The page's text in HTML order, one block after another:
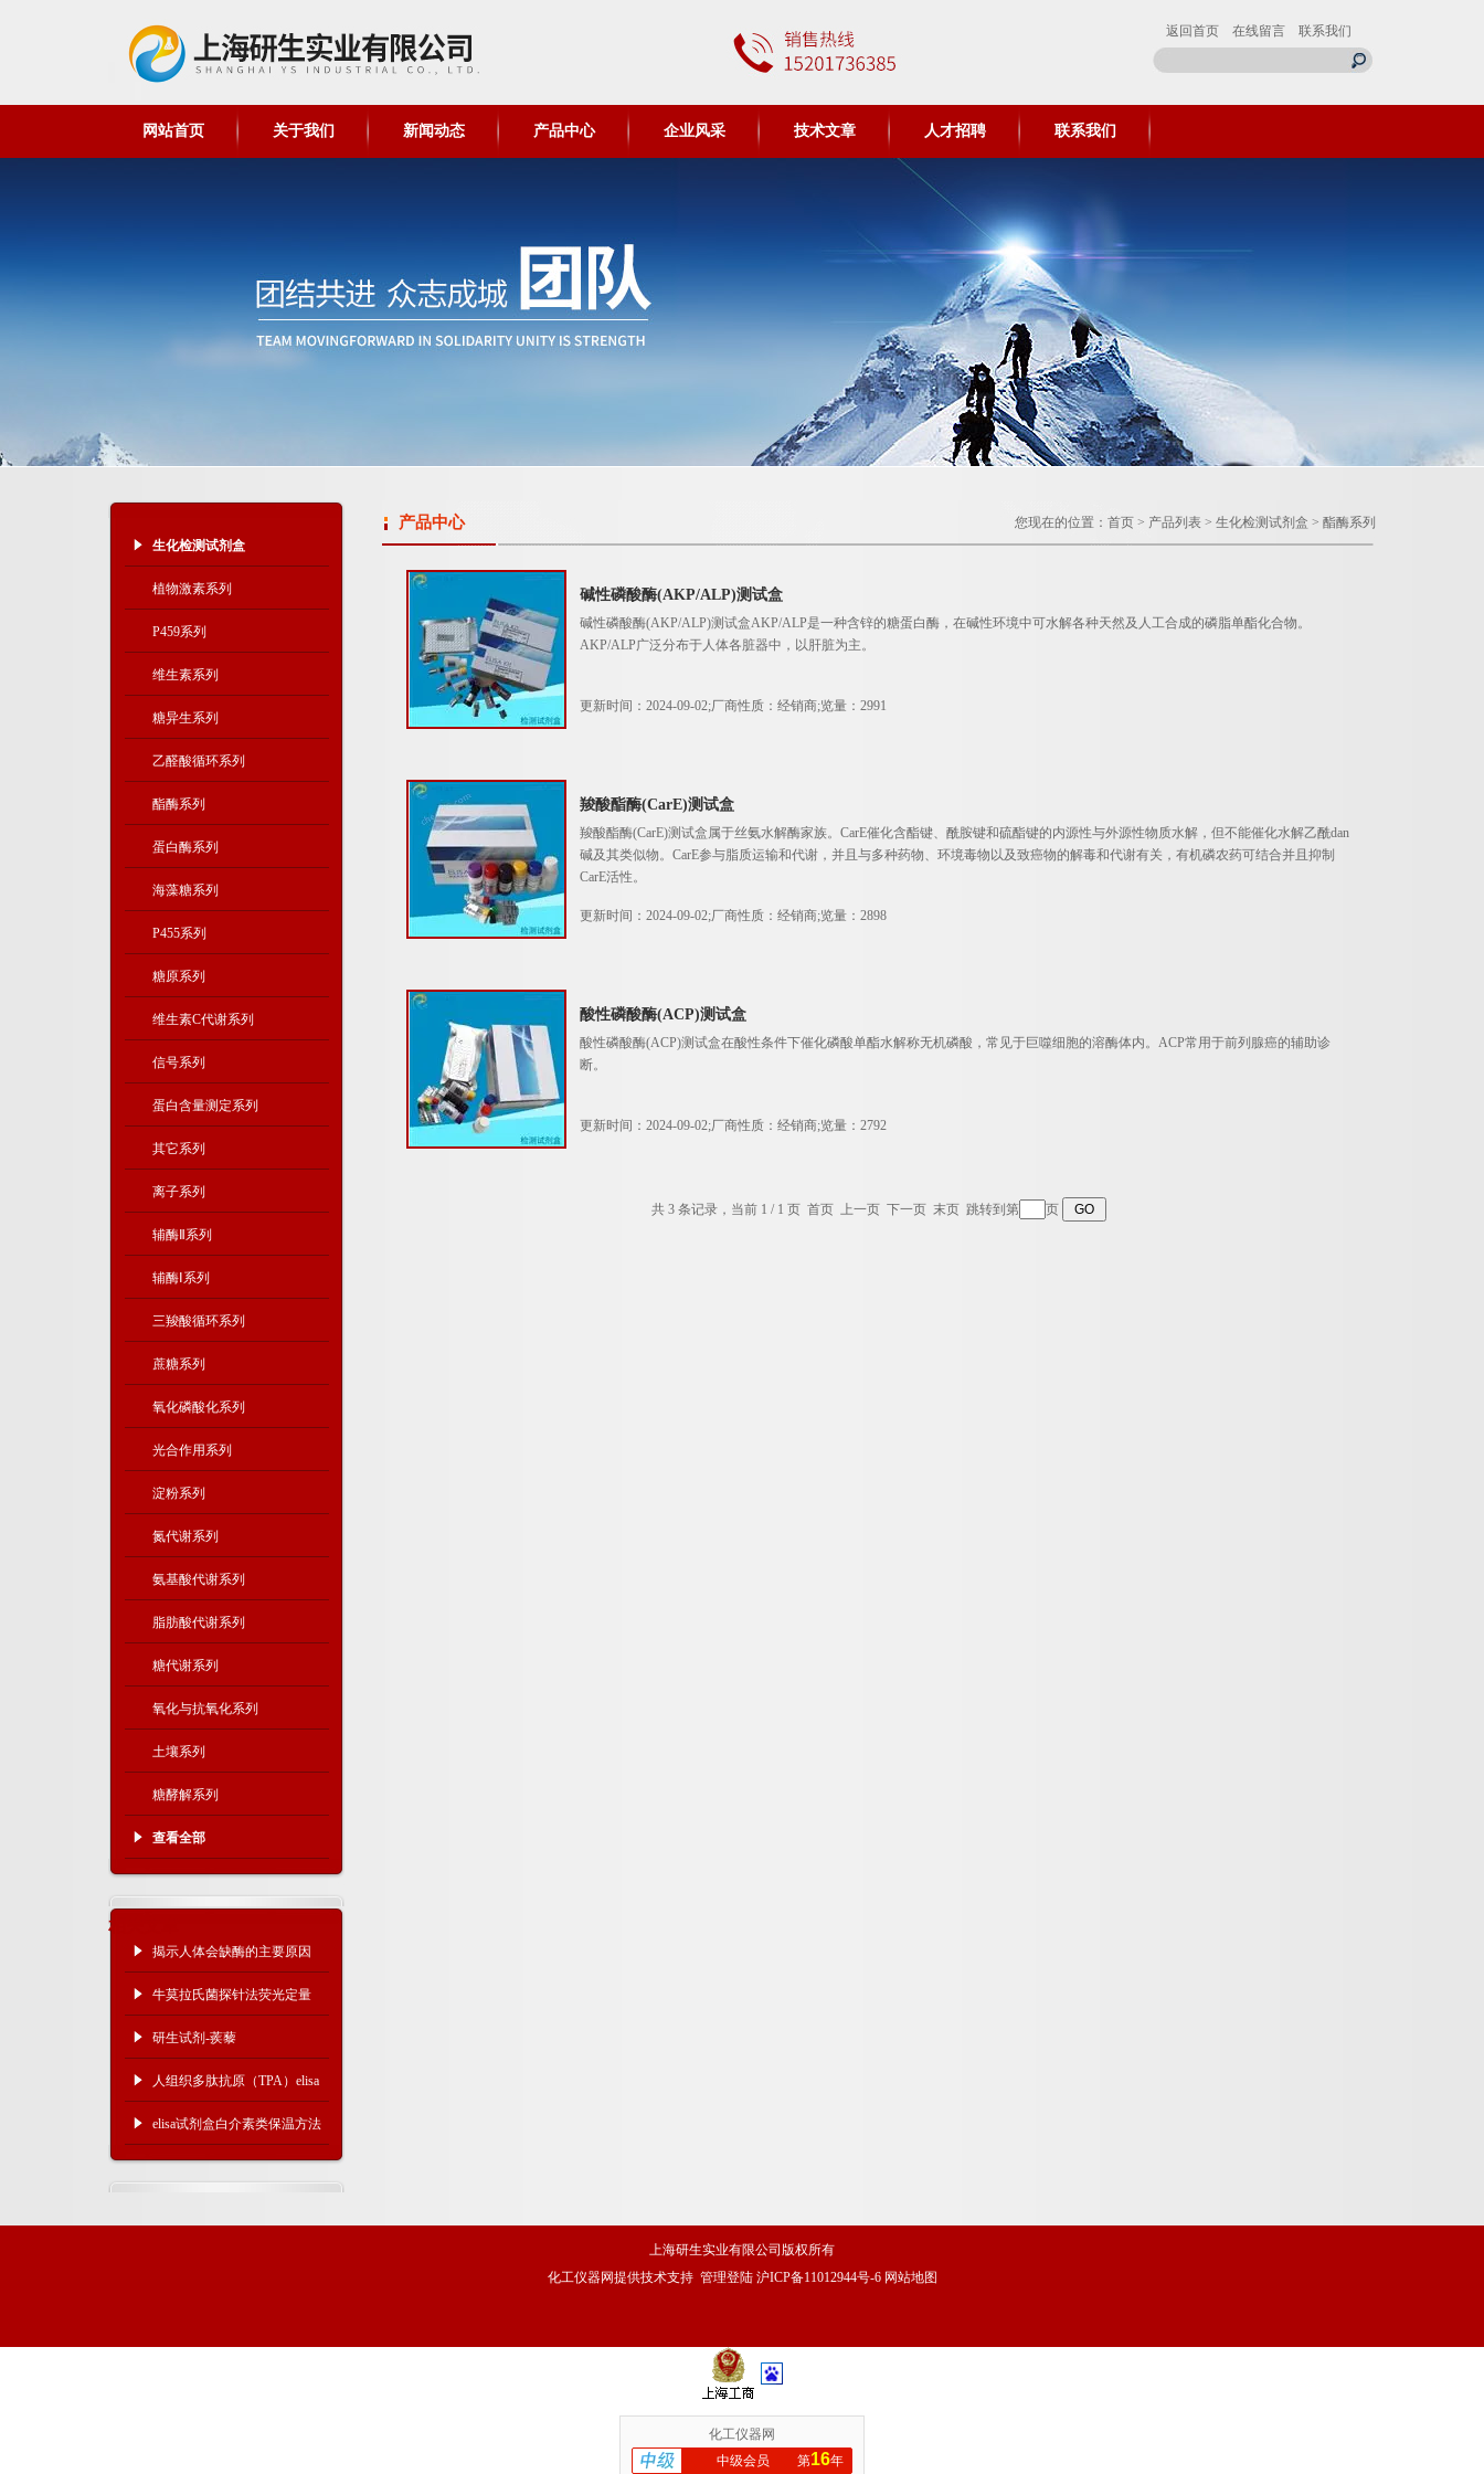
返回首页 在线留言 联系我们
网站首页 关于我们 新闻动态 产品中心 企业风采 技术文章 人才招聘 联系我们
生化检测试剂盒
植物激素系列
P459系列
维生素系列
糖异生系列
乙醛酸循环系列
酯酶系列
蛋白酶系列
海藻糖系列
P455系列
糖原系列
维生素C代谢系列
信号系列
蛋白含量测定系列
其它系列
离子系列
辅酶Ⅱ系列
辅酶Ⅰ系列
三羧酸循环系列
蔗糖系列
氧化磷酸化系列
光合作用系列
淀粉系列
氮代谢系列
氨基酸代谢系列
脂肪酸代谢系列
糖代谢系列
氧化与抗氧化系列
土壤系列
糖酵解系列
查看全部
相关文章
揭示人体会缺酶的主要原因
牛莫拉氏菌探针法荧光定量
PCR试剂盒产品特点
研生试剂-蒺藜
人组织多肽抗原（TPA）elisa
检测试剂盒​试剂配制准备
elisa试剂盒白介素类保温方法
分析
产品中心 您现在的位置： 首页 > 产品列表 > 生化检测试剂盒 > 酯酶系列
碱性磷酸酶(AKP/ALP)测试盒
碱性磷酸酶(AKP/ALP)测试盒AKP/ALP是一种含锌的糖蛋白酶，在碱性环境中可水解各种天然及人工合成的磷脂单酯化合物。
AKP/ALP广泛分布于人体各脏器中，以肝脏为主。
更新时间：2024-09-02;厂商性质：经销商;览量：2991
羧酸酯酶(CarE)测试盒
羧酸酯酶(CarE)测试盒属于丝氨水解酶家族。CarE催化含酯键、酰胺键和硫酯键的内源性与外源性物质水解，但不能催化水解乙酰dan
碱及其类似物。CarE参与脂质运输和代谢，并且与多种药物、环境毒物以及致癌物的解毒和代谢有关，有机磷农药可结合并且抑制
CarE活性。
更新时间：2024-09-02;厂商性质：经销商;览量：2898
酸性磷酸酶(ACP)测试盒
酸性磷酸酶(ACP)测试盒在酸性条件下催化磷酸单酯水解称无机磷酸，常见于巨噬细胞的溶酶体内。ACP常用于前列腺癌的辅助诊
断。
更新时间：2024-09-02;厂商性质：经销商;览量：2792
共 3 条记录，当前 1 / 1 页 首页 上一页 下一页 末页 跳转到第 页
上海研生实业有限公司版权所有
化工仪器网提供技术支持 管理登陆 沪ICP备11012944号-6 网站地图
化工仪器网
中级会员
第16年